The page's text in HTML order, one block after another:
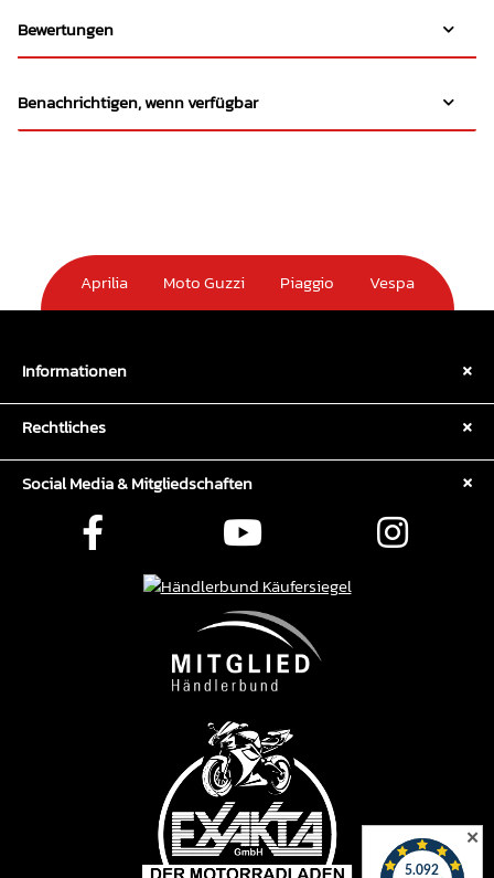
Bewertungen
Benachrichtigen, wenn verfügbar
Aprilia Moto Guzzi Piaggio Vespa
Informationen
Rechtliches
Social Media & Mitgliedschaften
✕